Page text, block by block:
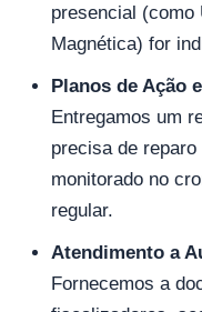
presencial
Magnética) for
Planos de Ação
Entregamos um
precisa de
monitorado no
regular.
Atendimento a
Fornecemos a